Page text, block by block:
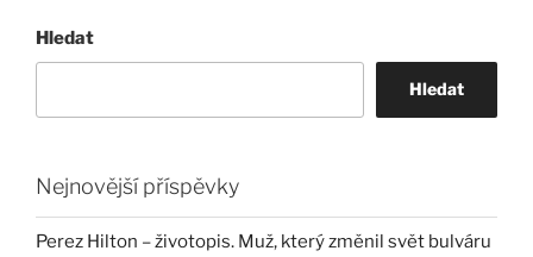
Hledat
Hledat
Nejnovější příspěvky
Perez Hilton – životopis. Muž, který změnil svět bulváru